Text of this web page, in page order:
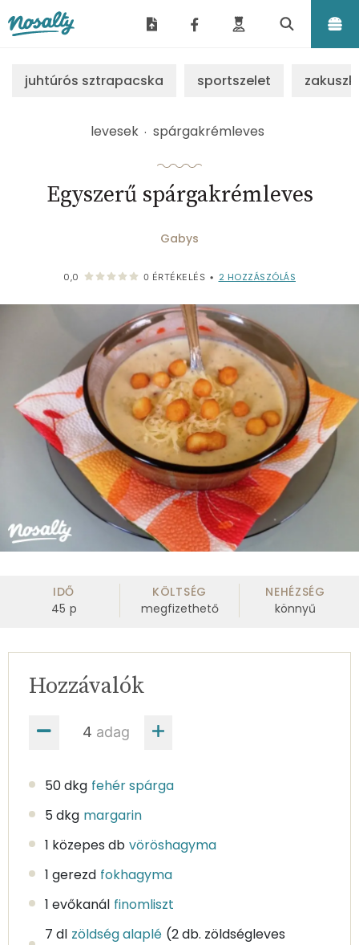
juhtúrós sztrapacska sportszelet
levesek spárgakrémleves
Egyszerű spárgakrémleves
Gabys
0,0 0 ÉRTÉKELÉS • 2 HOZZÁSZÓLÁS
IDŐ
45 p
KÖLTSÉG
megfizethető
NEHÉZSÉG
könnyű
adag
Hozzávalók
50 dkg fehér spárga
5 dkg margarin
1 közepes db vöröshagyma
1 gerezd fokhagyma
1 evőkanál finomliszt
7 dl zöldség alaplé (2 db. zöldségleves